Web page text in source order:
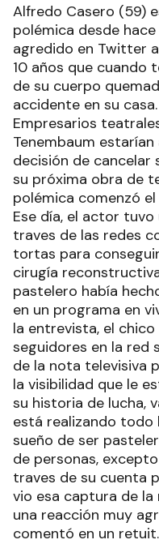
Alfredo Casero (59)
polémica desde
agredido en Twitter
10 años que cuando
de su cuerpo
accidente en su
Empresarios
Tenembaum
decisión de
su próxima obra de
polémica comenzó
Ese día, el actor
traves de las redes
tortas para
cirugía
pastelero había
en un programa en
la entrevista, el
seguidores en la red
de la nota televisiva
la visibilidad que le
su historia de lucha,
está realizando todo
sueño de ser
de personas,
traves de su cuenta
vio esa captura de
una reacción muy
comentó en un retuit.